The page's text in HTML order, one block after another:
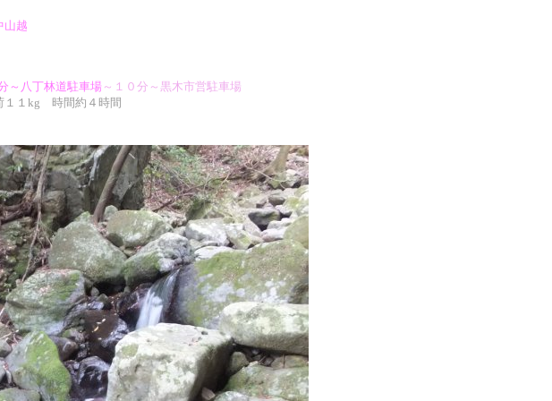
山越
～ 八丁林道駐車場 ～１０分～黒木市営駐車場
１kg 時間約４時間